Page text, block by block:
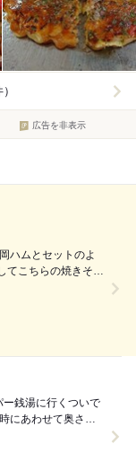
広告を非表示
てこちらの焼きそば
、今日は御殿場か
銭湯に行くついで
にあわせて奥さん